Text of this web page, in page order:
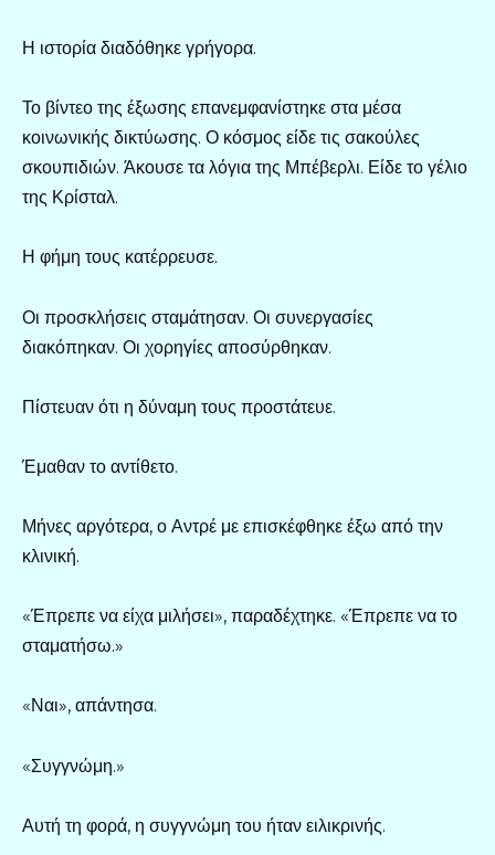
Η ιστορία διαδόθηκε γρήγορα.
Το βίντεο της έξωσης επανεμφανίστηκε στα μέσα
κοινωνικής δικτύωσης. Ο κόσμος είδε τις σακούλες
σκουπιδιών. Άκουσε τα λόγια της Μπέβερλι. Είδε το γέλιο
της Κρίσταλ.
Η φήμη τους κατέρρευσε.
Οι προσκλήσεις σταμάτησαν. Οι συνεργασίες
διακόπηκαν. Οι χορηγίες αποσύρθηκαν.
Πίστευαν ότι η δύναμη τους προστάτευε.
Έμαθαν το αντίθετο.
Μήνες αργότερα, ο Αντρέ με επισκέφθηκε έξω από την
κλινική.
«Έπρεπε να είχα μιλήσει», παραδέχτηκε. «Έπρεπε να το
σταματήσω.»
«Ναι», απάντησα.
«Συγγνώμη.»
Αυτή τη φορά, η συγγνώμη του ήταν ειλικρινής.